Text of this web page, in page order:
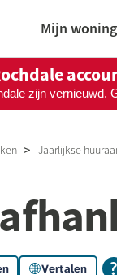
Mijn woning
zijn vernieuwd.
Jaarlijkse
Vertalen